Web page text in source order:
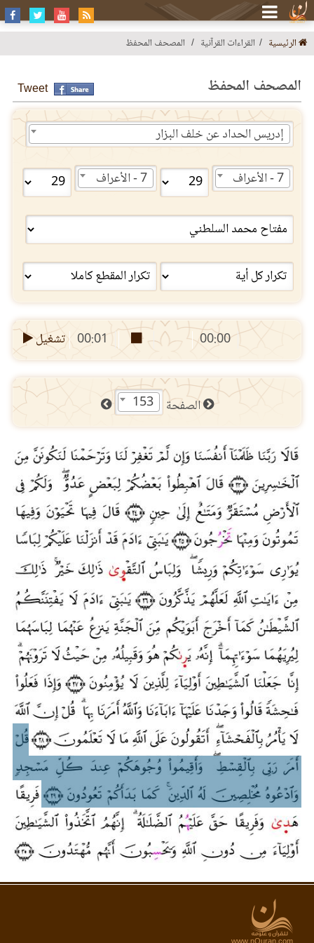
الرئيسية القراءات القرآنية المصحف المحفظ
المصحف المحفظ Tweet
إدريس الحداد عن خلف البزار
7 - الأعراف 7 - الأعراف
00:00
00:01 تشغيل
الصفحة 153